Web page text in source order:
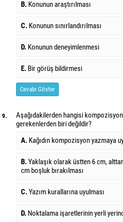
B. Konunun araştırılması
C. Konunun sınırlandırılması
D. Konunun deneyimlenmesi
E. Bir görüş bildirmesi
Cevabı Göster
9.
Aşağıdakilerden hangisi
gerekenlerden biri değildir?
A. Kağıdın kompozisyon yazmaya
B.Yaklaşık olarak üstten 6 cm,
cm boşluk bırakılması
C.Yazım kurallarına uyulması
D. Noktalama işaretlerinin yerli